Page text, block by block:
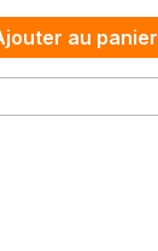
au panier